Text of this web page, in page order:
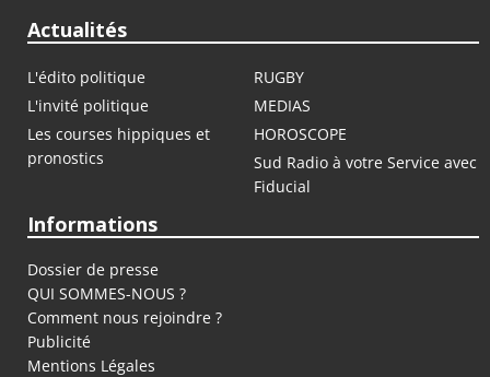
Actualités
L'édito politique
RUGBY
L'invité politique
MEDIAS
Les courses hippiques et
pronostics
HOROSCOPE
Sud Radio à votre Service avec
Fiducial
Informations
Dossier de presse
QUI SOMMES-NOUS ?
Comment nous rejoindre ?
Publicité
Mentions Légales